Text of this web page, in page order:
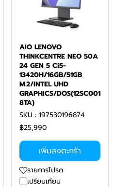
AIO LENOVO
THINKCENTRE NEO 50A
24 GEN 5 Ci5-
13420H/16GB/51GB
M.2/INTEL UHD
GRAPHICS/DOS(12SC001
8TA)
SKU : 197530196874
฿25,990
เพิ่มลงตะกร้า
รายการโปรด
เปรียบเทียบ